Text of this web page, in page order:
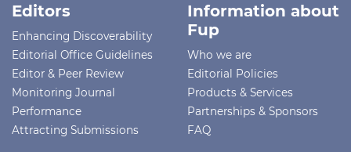
Editors
Enhancing Discoverability
Editorial Office Guidelines
Editor & Peer Review
Monitoring Journal
Performance
Attracting Submissions
Information about
Fup
Who we are
Editorial Policies
Products & Services
Partnerships & Sponsors
FAQ